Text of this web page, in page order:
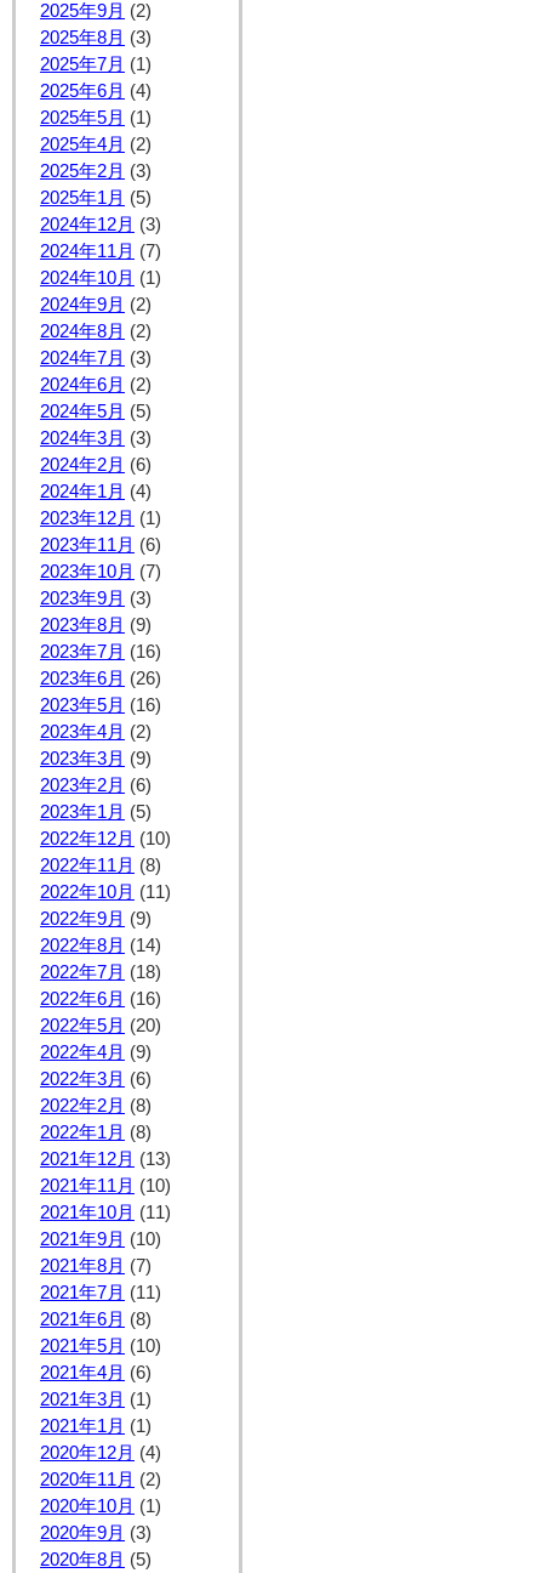
2025年9月 (2)
2025年8月 (3)
2025年7月 (1)
2025年6月 (4)
2025年5月 (1)
2025年4月 (2)
2025年2月 (3)
2025年1月 (5)
2024年12月 (3)
2024年11月 (7)
2024年10月 (1)
2024年9月 (2)
2024年8月 (2)
2024年7月 (3)
2024年6月 (2)
2024年5月 (5)
2024年3月 (3)
2024年2月 (6)
2024年1月 (4)
2023年12月 (1)
2023年11月 (6)
2023年10月 (7)
2023年9月 (3)
2023年8月 (9)
2023年7月 (16)
2023年6月 (26)
2023年5月 (16)
2023年4月 (2)
2023年3月 (9)
2023年2月 (6)
2023年1月 (5)
2022年12月 (10)
2022年11月 (8)
2022年10月 (11)
2022年9月 (9)
2022年8月 (14)
2022年7月 (18)
2022年6月 (16)
2022年5月 (20)
2022年4月 (9)
2022年3月 (6)
2022年2月 (8)
2022年1月 (8)
2021年12月 (13)
2021年11月 (10)
2021年10月 (11)
2021年9月 (10)
2021年8月 (7)
2021年7月 (11)
2021年6月 (8)
2021年5月 (10)
2021年4月 (6)
2021年3月 (1)
2021年1月 (1)
2020年12月 (4)
2020年11月 (2)
2020年10月 (1)
2020年9月 (3)
2020年8月 (5)